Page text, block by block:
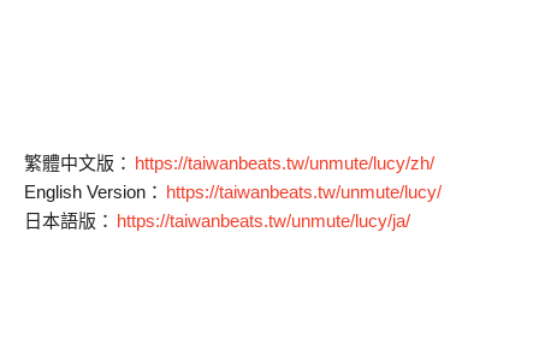
繁體中文版： https://taiwanbeats.tw/unmute/lucy/zh/
English Version： https://taiwanbeats.tw/unmute/lucy/
日本語版： https://taiwanbeats.tw/unmute/lucy/ja/